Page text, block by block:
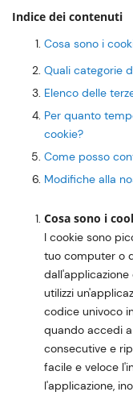
Indice dei contenuti
Cosa sono i
Quali categorie
Elenco delle
Per quanto
cookie?
Come posso
Modifiche alla
Cosa sono i
I cookie sono
tuo computer o
utilizzi
codice univoco
quando accedi
consecutive e
facile e veloce
l'applicazione,